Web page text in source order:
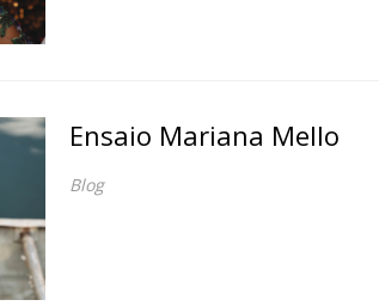
Ensaio Mariana Mello
Blog